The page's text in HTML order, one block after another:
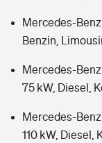
Mercedes-Benz
Benzin,
Mercedes-Benz
75 kW, Diesel,
Mercedes-Benz
110 kW, Diesel,